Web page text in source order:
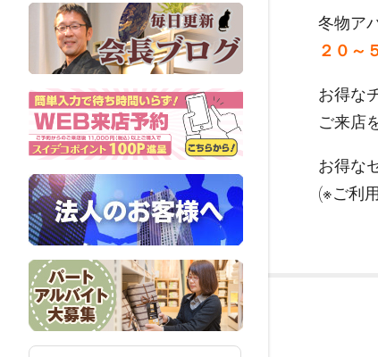
冬物ア
２０～
お得な
ご来店
お得な
(※ご利